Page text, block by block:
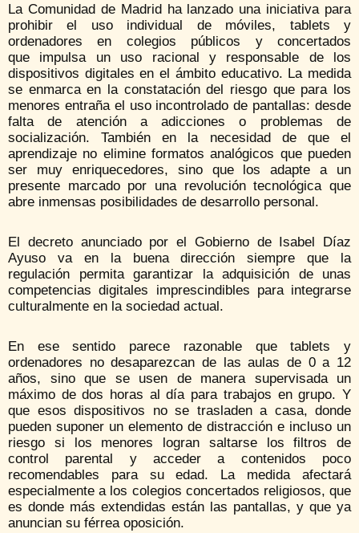
La Comunidad de Madrid ha lanzado una iniciativa para
prohibir el uso individual de móviles, tablets y
ordenadores en colegios públicos y concertados
que impulsa un uso racional y responsable de los
dispositivos digitales en el ámbito educativo. La medida
se enmarca en la constatación del riesgo que para los
menores entraña el uso incontrolado de pantallas: desde
falta de atención a adicciones o problemas de
socialización. También en la necesidad de que el
aprendizaje no elimine formatos analógicos que pueden
ser muy enriquecedores, sino que los adapte a un
presente marcado por una revolución tecnológica que
abre inmensas posibilidades de desarrollo personal.
El decreto anunciado por el Gobierno de Isabel Díaz
Ayuso va en la buena dirección siempre que la
regulación permita garantizar la adquisición de unas
competencias digitales imprescindibles para integrarse
culturalmente en la sociedad actual.
En ese sentido parece razonable que tablets y
ordenadores no desaparezcan de las aulas de 0 a 12
años, sino que se usen de manera supervisada un
máximo de dos horas al día para trabajos en grupo. Y
que esos dispositivos no se trasladen a casa, donde
pueden suponer un elemento de distracción e incluso un
riesgo si los menores logran saltarse los filtros de
control parental y acceder a contenidos poco
recomendables para su edad. La medida afectará
especialmente a los colegios concertados religiosos, que
es donde más extendidas están las pantallas, y que ya
anuncian su férrea oposición.